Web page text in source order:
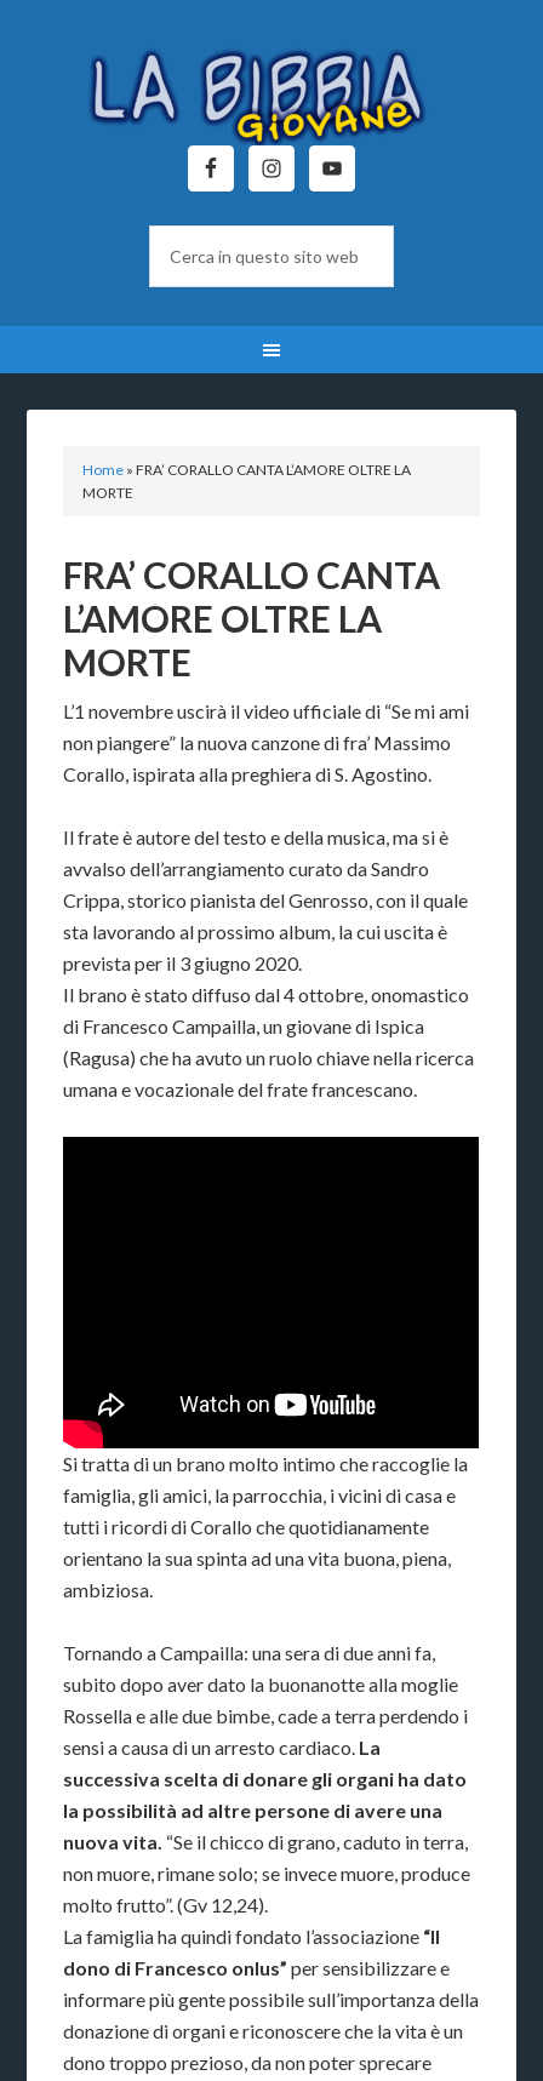
Home »FRA’ CORALLO CANTA L’AMORE OLTRE LA
MORTE
FRA’ CORALLO CANTA
L’AMORE OLTRE LA
MORTE
L’1 novembre uscirà il video ufficiale di “Se mi ami
non piangere” la nuova canzone di fra’ Massimo
Corallo, ispirata alla preghiera di S. Agostino.
Il frate è autore del testo e della musica, ma si è
avvalso dell’arrangiamento curato da Sandro
Crippa, storico pianista del Genrosso, con il quale
sta lavorando al prossimo album, la cui uscita è
prevista per il 3 giugno 2020.
Il brano è stato diffuso dal 4 ottobre, onomastico
di Francesco Campailla, un giovane di Ispica
(Ragusa) che ha avuto un ruolo chiave nella ricerca
umana e vocazionale del frate francescano.
Si tratta di un brano molto intimo che raccoglie la
famiglia, gli amici, la parrocchia, i vicini di casa e
tutti i ricordi di Corallo che quotidianamente
orientano la sua spinta ad una vita buona, piena,
ambiziosa.
Tornando a Campailla: una sera di due anni fa,
subito dopo aver dato la buonanotte alla moglie
Rossella e alle due bimbe, cade a terra perdendo i
sensi a causa di un arresto cardiaco. La
successiva scelta di donare gli organi ha dato
la possibilità ad altre persone di avere una
nuova vita. “Se il chicco di grano, caduto in terra,
non muore, rimane solo; se invece muore, produce
molto frutto”. (Gv 12,24).
La famiglia ha quindi fondato l’associazione “Il
dono di Francesco onlus” per sensibilizzare e
informare più gente possibile sull’importanza della
donazione di organi e riconoscere che la vita è un
dono troppo prezioso, da non poter sprecare